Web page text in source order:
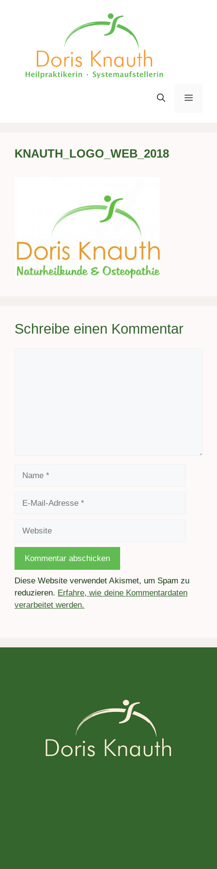
Menü
KNAUTH_LOGO_WEB_2018
Schreibe einen Kommentar
Diese Website verwendet Akismet, um Spam zu
reduzieren. Erfahre, wie deine Kommentardaten
verarbeitet werden.